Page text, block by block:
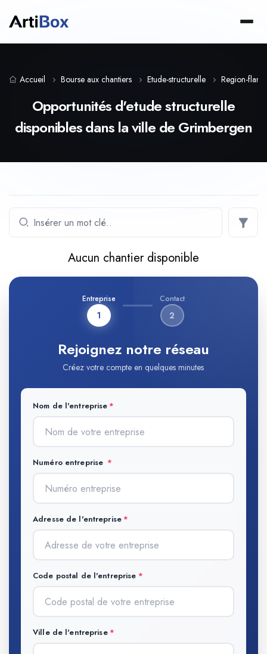
Accueil Bourse aux chantiers Etude-structurelle Region-
Opportunités d'etude structurelle
disponibles dans la ville de Grimbergen
Aucun chantier disponible
Entreprise
1
Contact
2
Rejoignez notre réseau
Créez votre compte en quelques minutes
Nom de l'entreprise
Numéro entreprise
Adresse de l'entreprise
Code postal de l'entreprise
Ville de l'entreprise